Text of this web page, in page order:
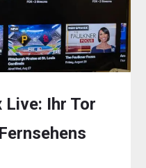
Live: Ihr Tor